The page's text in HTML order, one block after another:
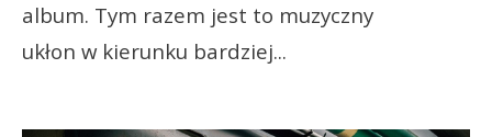
album. Tym razem jest to muzyczny
ukłon w kierunku bardziej...